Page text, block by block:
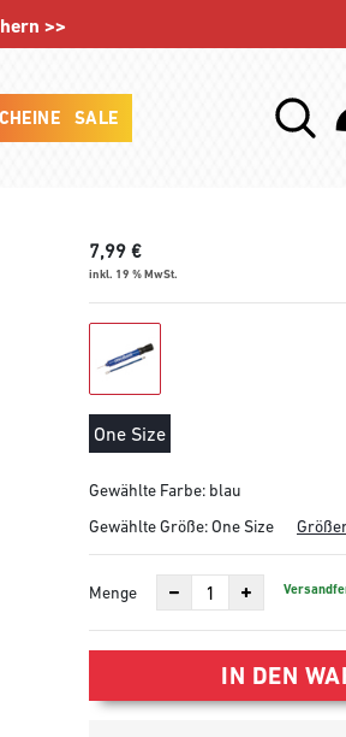
>>
SALE
7,99 €
inkl. 19 % MwSt.
One Size
Gewählte Farbe: blau
Gewählte Größe:One Size
Menge
IN DEN